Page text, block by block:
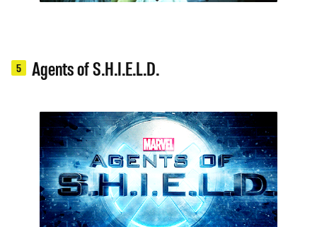
5 Agents of S.H.I.E.L.D.